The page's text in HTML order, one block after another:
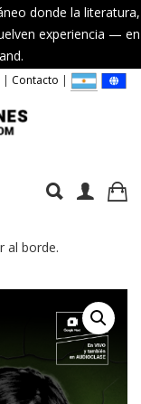
donde la literatura,
experiencia — en
| Contacto |
al borde.